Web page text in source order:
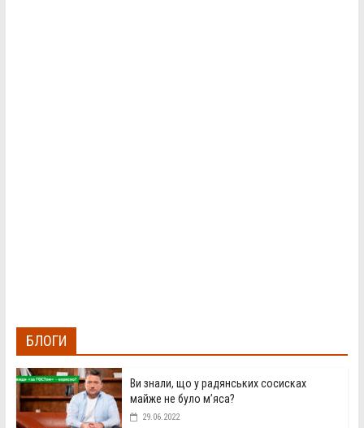
БЛОГИ
Ви знали, що у радянських сосисках
майже не було м’яса?
29.06.2022